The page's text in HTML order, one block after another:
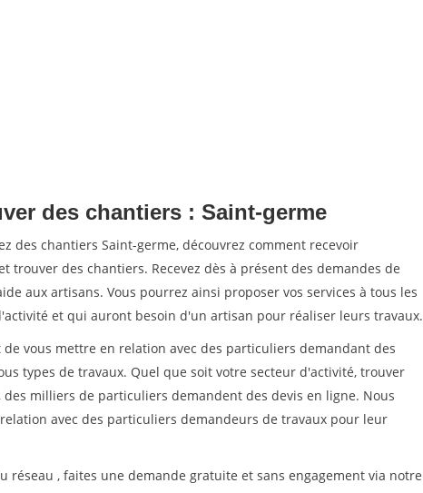
des chantiers : Saint-germe
des chantiers Saint-germe, découvrez comment recevoir
trouver des chantiers. Recevez dès à présent des demandes de
aux artisans. Vous pourrez ainsi proposer vos services à tous les
et qui auront besoin d'un artisan pour réaliser leurs travaux.
vous mettre en relation avec des particuliers demandant des
types de travaux. Quel que soit votre secteur d'activité, trouver
des milliers de particuliers demandent des devis en ligne. Nous
avec des particuliers demandeurs de travaux pour leur
réseau , faites une demande gratuite et sans engagement via notre